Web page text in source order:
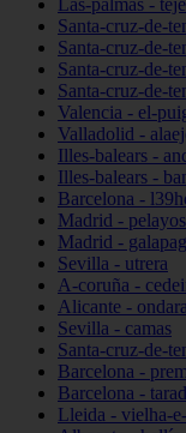
Las-palmas -
Santa-cruz-de-
Santa-cruz-de-
Santa-cruz-de-
Santa-cruz-de-
Valencia - el-
Valladolid -
Illes-balears -
Illes-balears -
Barcelona -
Madrid -
Madrid -
Sevilla - utrera
A-coruña -
Alicante - ondara
Sevilla - camas
Santa-cruz-de-
Barcelona -
Barcelona -
Lleida - vielha-